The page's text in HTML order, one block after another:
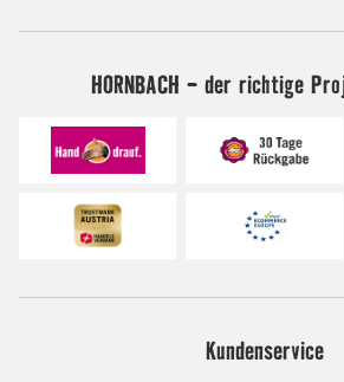
HORNBACH - der richtige
Kundenservice